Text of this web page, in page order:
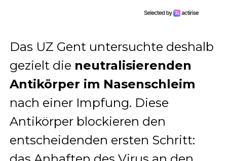
Das UZ Gent untersuchte deshalb
gezielt die neutralisierenden
Antikörper im Nasenschleim
nach einer Impfung. Diese
Antikörper blockieren den
entscheidenden ersten Schritt: